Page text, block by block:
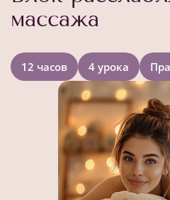
массажа
12 часов 4 урока